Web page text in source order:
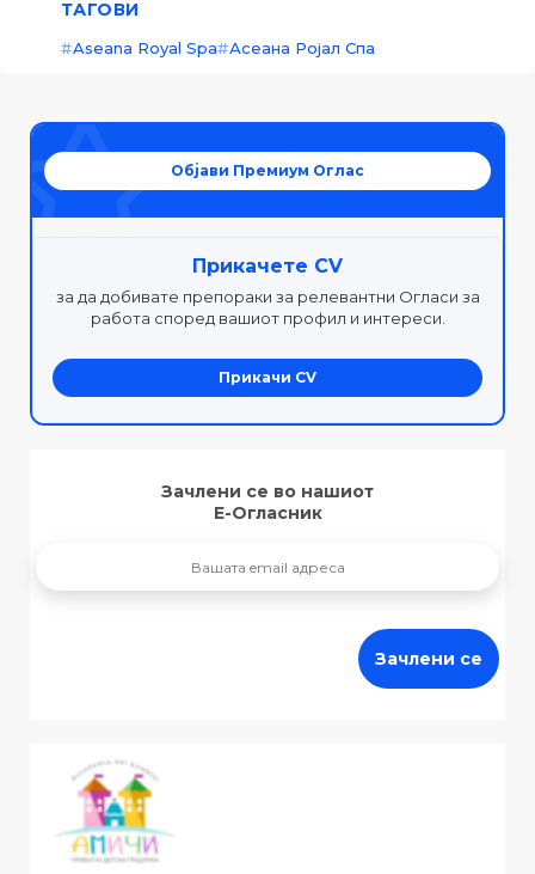
ТАГОВИ
Aseana Royal Spa Асеана Ројал Спа
Објави Премиум Оглас
Прикачете CV
за да добивате препораки за релевантни Огласи за
работа според вашиот профил и интереси.
Прикачи CV
Зачлени се во нашиот
Е-Огласник